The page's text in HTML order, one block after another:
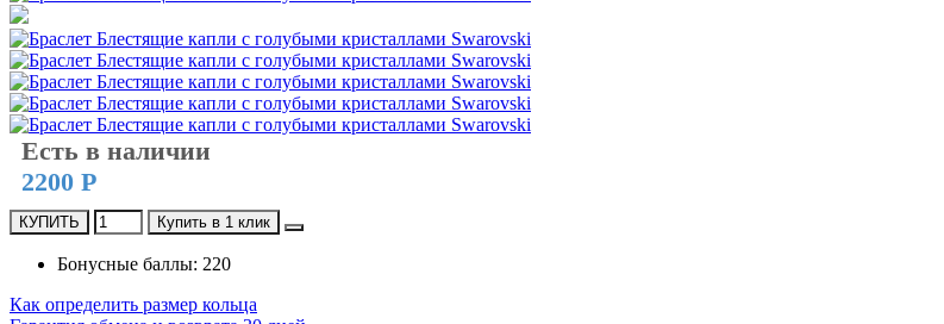
Есть в наличии
2200 Р
КУПИТЬ Купить в 1 клик
Бонусные баллы: 220
Как определить размер кольца